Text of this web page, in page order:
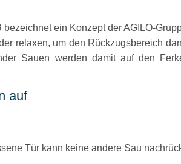
ein Konzept der AGILO-
relaxen, um den Rückzugsbereich
Sauen werden damit auf den
auf
Tür kann keine andere Sau